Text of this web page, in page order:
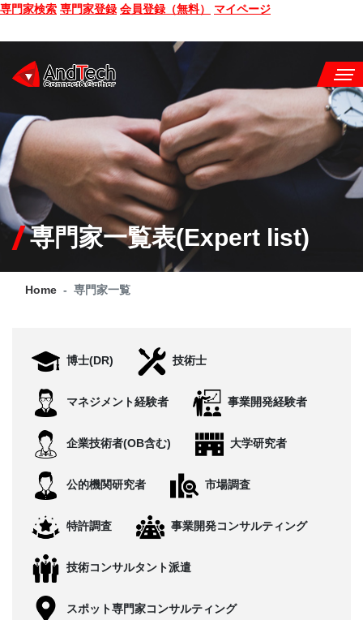
専門家検索 専門家登録 会員登録（無料） マイページ
SEMINAR
BOOK
CONSULTING
SERVICE
Q&A
CONTACT
専門家一覧表(Expert list)
Home 専門家一覧
博士(DR) 技術士
マネジメント経験者 事業開発経験者
企業技術者(OB含む) 大学研究者
公的機関研究者 市場調査
特許調査 事業開発コンサルティング
技術コンサルタント派遣
スポット専門家コンサルティング